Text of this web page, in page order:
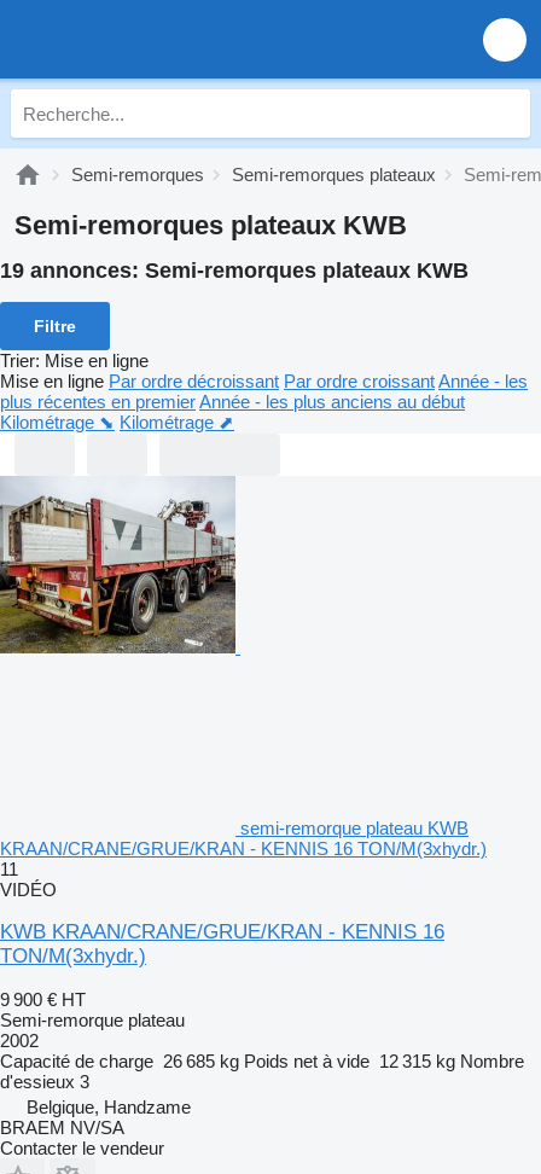
Semi-remorques Semi-remorques plateaux Semi-
Semi-remorques plateaux KWB
19 annonces: Semi-remorques plateaux KWB
Filtre
Trier: Mise en ligne
Mise en ligne Par ordre décroissant Par ordre croissantAnnée - les
plus récentes en premierAnnée - les plus anciens au début
Kilométrage ⬊ Kilométrage ⬈
semi-remorque plateau KWB
KRAAN/CRANE/GRUE/KRAN - KENNIS 16 TON/M(3xhydr.)
11
VIDÉO
KWB KRAAN/CRANE/GRUE/KRAN - KENNIS 16
TON/M(3xhydr.)
9 900 € HT
Semi-remorque plateau
2002
Capacité de charge 26 685 kg Poids net à vide 12 315 kg Nombre
d'essieux 3
Belgique, Handzame
BRAEM NV/SA
Contacter le vendeur